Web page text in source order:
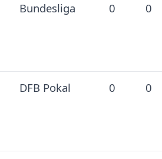
Bundesliga 0 0
DFB Pokal 0 0